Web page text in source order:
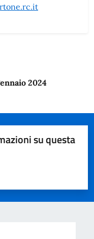
2024
su questa